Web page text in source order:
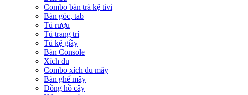
Combo bàn trà kệ tivi
Bàn góc, tab
Tủ rượu
Tủ trang trí
Tủ kệ giầy
Bàn Console
Xích đu
Combo xích đu mây
Bàn ghế mây
Đồng hồ cây